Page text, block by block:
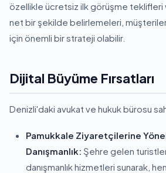
özellikle ücretsiz ilk görüşme teklifleri
net bir şekilde belirlemeleri,
için önemli bir strateji olabilir.
Dijital Büyüme Fırsatları
Denizli'daki avukat ve hukuk bürosu
Pamukkale Ziyaretçilerine
Danışmanlık: Şehre gelen
danışmanlık hizmetleri sunarak,